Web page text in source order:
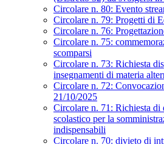
Circolare n. 80: Evento
Circolare n. 79: Progetti di
Circolare n. 76:
Circolare n. 75:
scomparsi
Circolare n. 73: Richiesta
insegnamenti di materia
Circolare n. 72:
21/10/2025
Circolare n. 71: Richiesta di
scolastico per la
indispensabili
Circolare n. 70: divieto di